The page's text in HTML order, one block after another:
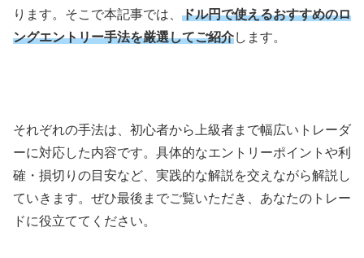
ります。そこで本記事では、 ドル円で使えるおすすめのロ
ングエントリー手法を厳選してご紹介します。
それぞれの手法は、初心者から上級者まで幅広いトレーダ
ーに対応した内容です。具体的なエントリーポイントや利
確・損切りの目安など、実践的な解説を交えながら解説し
ていきます。ぜひ最後までご覧いただき、あなたのトレー
ドに役立ててください。